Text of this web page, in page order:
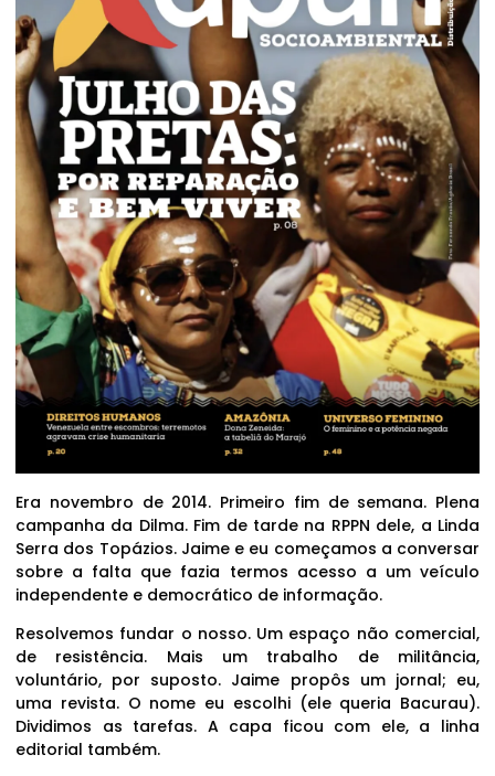
Era novembro de 2014. Primeiro fim de semana. Plena
campanha da Dilma. Fim de tarde na RPPN dele, a Linda
Serra dos Topázios. Jaime e eu começamos a conversar
sobre a falta que fazia termos acesso a um veículo
independente e democrático de informação.
Resolvemos fundar o nosso. Um espaço não comercial,
de resistência. Mais um trabalho de militância,
voluntário, por suposto. Jaime propôs um jornal; eu,
uma revista. O nome eu escolhi (ele queria Bacurau).
Dividimos as tarefas. A capa ficou com ele, a linha
editorial também.